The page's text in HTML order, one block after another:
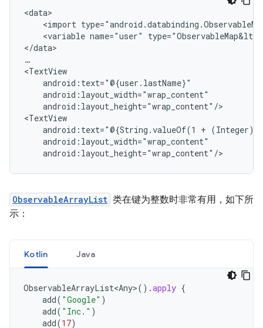
<import
<variable name="user"
</data>
…
android:layout_height="wrap_content"/>
android:text="@{String.valueOf(1
+
ObservableArrayList 类在键为整数时非常有用，如下所
示：
Kotlin Java
ObservableArrayList<Any>().apply {
add( "Google" )
add( "Inc." )
add(17)